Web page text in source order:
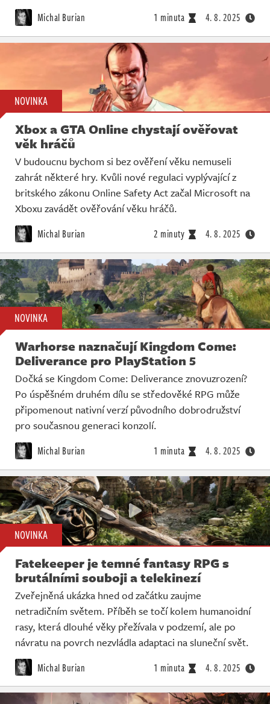
Michal Burian 1 minuta 4. 8. 2025
NOVINKA
Xbox a GTA Online chystají ověřovat
věk hráčů
V budoucnu bychom si bez ověření věku nemuseli
zahrát některé hry. Kvůli nové regulaci vyplývající z
britského zákonu Online Safety Act začal Microsoft na
Xboxu zavádět ověřování věku hráčů.
Michal Burian 2 minuty 4. 8. 2025
NOVINKA
Warhorse naznačují Kingdom Come:
Deliverance pro PlayStation 5
Dočká se Kingdom Come: Deliverance znovuzrození?
Po úspěšném druhém dílu se středověké RPG může
připomenout nativní verzí původního dobrodružství
pro současnou generaci konzolí.
Michal Burian 1 minuta 4. 8. 2025
NOVINKA
Fatekeeper je temné fantasy RPG s
brutálními souboji a telekinezí
Zveřejněná ukázka hned od začátku zaujme
netradičním světem. Příběh se točí kolem humanoidní
rasy, která dlouhé věky přežívala v podzemí, ale po
návratu na povrch nezvládla adaptaci na sluneční svět.
Michal Burian 1 minuta 4. 8. 2025